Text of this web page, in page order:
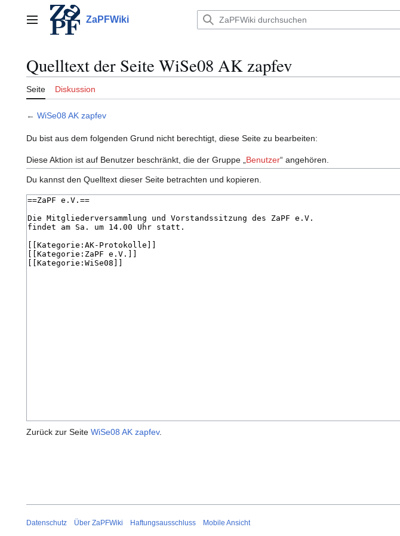
springenHauptmenü ZaPFWiki
Quelltext der Seite WiSe08 AK zapfev
Seite Diskussion
← WiSe08 AK zapfev
Du bist aus dem folgenden Grund nicht berechtigt, diese Seite zu bearbeiten:
Diese Aktion ist auf Benutzer beschränkt, die der Gruppe „ Benutzer“ angehören.
Du kannst den Quelltext dieser Seite betrachten und kopieren.
Zurück zur Seite WiSe08 AK zapfev.
Datenschutz Über ZaPFWiki Haftungsausschluss Mobile Ansicht